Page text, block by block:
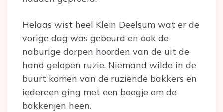
Helaas wist heel Klein Deelsum wat er de
vorige dag was gebeurd en ook de
naburige dorpen hoorden van de uit de
hand gelopen ruzie. Niemand wilde in de
buurt komen van de ruziënde bakkers en
iedereen ging met een boogje om de
bakkerijen heen.